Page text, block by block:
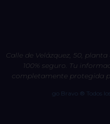
Calle de Velázquez, 50,
100% seguro. Tu
completamente protegida
go Bravo ® Todos